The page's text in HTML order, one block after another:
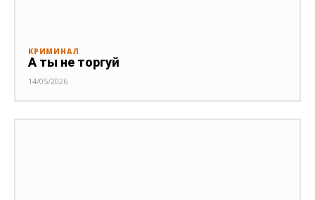
КРИМИНАЛ
А ты не торгуй
14/05/2026